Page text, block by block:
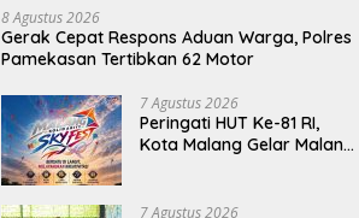
8 Agustus 2026
Gerak Cepat Respons Aduan Warga, Polres
Pamekasan Tertibkan 62 Motor
7 Agustus 2026
Peringati HUT Ke-81 RI,
Kota Malang Gelar Malang
7 Agustus 2026